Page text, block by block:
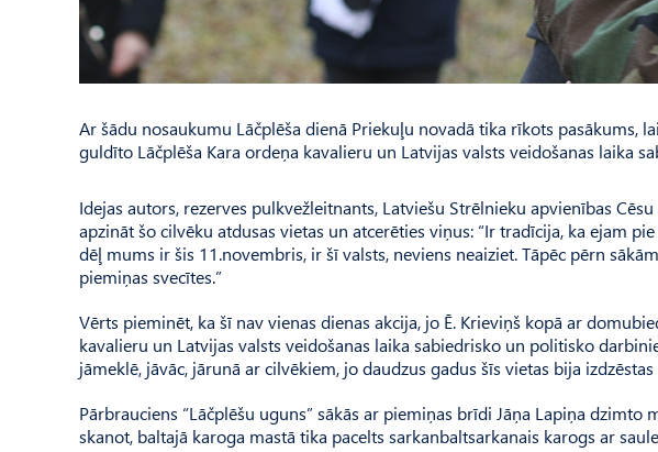
Ar šādu nosaukumu Lāčplēša dienā Priekuļu novadā tika rīkots pasākums,
guldīto Lāčplēša Kara ordeņa kavalieru un Latvijas valsts veidošanas laika
Idejas autors, rezerves pulk­vežleitnants, Latviešu Strēlnie­ku apvienības
apzināt šo cilvēku atdusas vietas un atcerēties viņus: “Ir tradīcija, ka ejam
dēļ mums ir šis 11.novembris, ir šī valsts, neviens neaiziet. Tāpēc pērn
piemiņas svecītes.”
Vērts pieminēt, ka šī nav vienas dienas akcija, jo Ē. Krieviņš kopā ar
kavalieru un Latvijas valsts veidošanas laika sabiedrisko un politisko
jāmeklē, jāvāc, jārunā ar cilvēkiem, jo daudzus gadus šīs vietas bija
Pārbrauciens “Lāčplēšu uguns” sākās ar piemiņas brīdi Jāņa La­piņa dzimto
skanot, baltajā karoga mastā tika pacelts sarkanbaltsarkanais karogs ar